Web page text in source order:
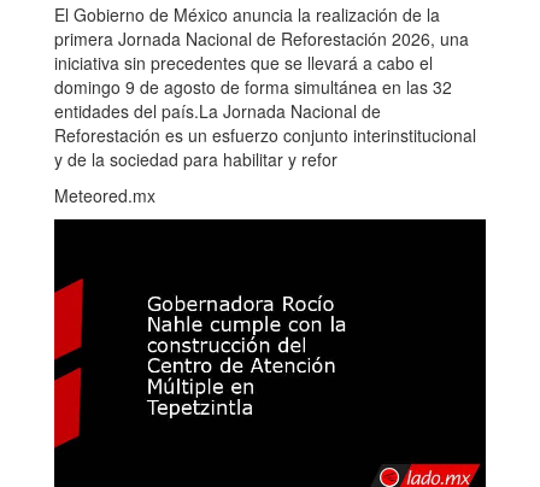
El Gobierno de México anuncia la realización de la
primera Jornada Nacional de Reforestación 2026, una
iniciativa sin precedentes que se llevará a cabo el
domingo 9 de agosto de forma simultánea en las 32
entidades del país.La Jornada Nacional de
Reforestación es un esfuerzo conjunto interinstitucional
y de la sociedad para habilitar y refor
Meteored.mx